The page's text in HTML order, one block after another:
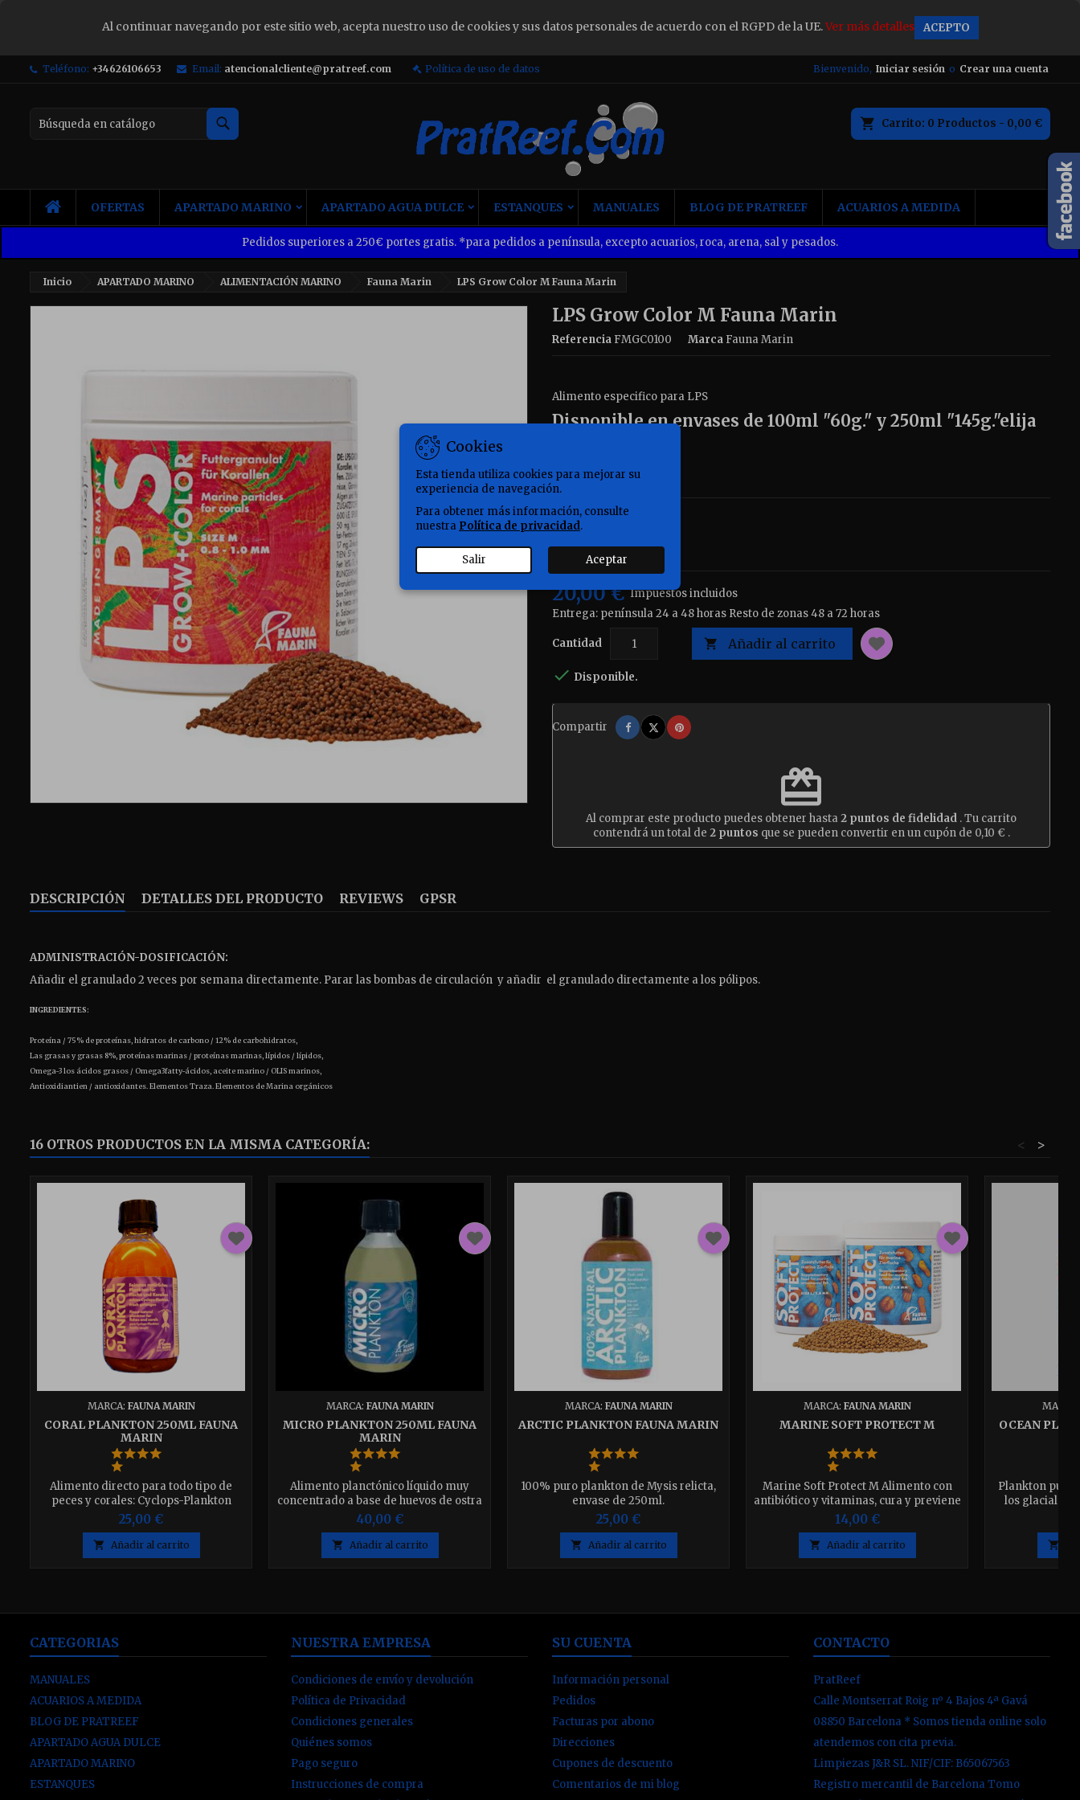
Al continuar navegando por este sitio web, acepta nuestro uso de cookies y sus datos personales de acuerdo con el RGPD de la UE.Ver más detalles ACEPTO
Teléfono: +34626106653 Email: atencionalcliente@pratreef.com Política de uso de datos Bienvenido, Iniciar sesión o Crear una cuenta
Carrito 0 Productos - 0,00 €
INICIOOFERTAS APARTADO MARINO APARTADO AGUA DULCE ESTANQUES MANUALES BLOG DE PRATREEF ACUARIOS A MEDIDA
Pedidos superiores a 250€ portes gratis. *para pedidos a península, excepto acuarios, roca, arena, sal y pesados.
Inicio APARTADO MARINO ALIMENTACIÓN MARINO Fauna Marin LPS Grow Color M Fauna Marin
LPS Grow Color M Fauna Marin
Referencia FMGC0100 Marca Fauna Marin
Alimento especifico para LPS
Disponible en envases de 100ml "60g." y 250ml "145g."elija
Bote
20,00 € Impuestos incluidos
Entrega: península 24 a 48 horas Resto de zonas 48 a 72 horas
Cantidad  Añadir al carrito
 Disponible.
Compartir Compartir
TuitearPinterest
redeem
Al comprar este producto puedes obtener hasta2 puntos de fidelidad . Tu carrito
contendrá un total de 2puntos que se pueden convertir en un cupón de 0,10 € .
DESCRIPCIÓN DETALLES DEL PRODUCTO REVIEWS GPSR
ADMINISTRACIÓN-DOSIFICACIÓN:
Añadir el granulado 2 veces por semana directamente. Parar lasbombas de circulación y añadir el granulado directamente alos pólipos.
INGREDIENTES:
Proteína / 75% de proteínas, hidratos de carbono / 12% de carbohidratos,
Las grasas y grasas 8%, proteínas marinas / proteínas marinas, lípidos / lípidos,
Omega-3 los ácidos grasos / Omega3fatty-ácidos, aceite marino / OLIS marinos,
Antioxidiantien / antioxidantes. Elementos Traza. Elementos de Marina orgánicos
16 OTROS PRODUCTOS EN LA MISMA CATEGORÍA: >
<
MARCA: FAUNA MARIN
CORAL PLANKTON 250ML FAUNA
MARIN
Alimento directo para todo tipo de
peces y corales: Cyclops-Plankton
25,00 €
 Añadir al carrito
MARCA: FAUNA MARIN
MICRO PLANKTON 250ML FAUNA
MARIN
Alimento planctónico líquido muy
concentrado a base de huevos de ostra
y tejido de moluscos, indicado para
SPS, LPS, gorgonias, esponjas y otros
invertebrados filtradores.
40,00 €
 Añadir al carrito
MARCA: FAUNA MARIN
ARCTIC PLANKTON FAUNA MARIN
100% puro plankton de Mysis relicta,
envase de 250ml.
25,00 €
 Añadir al carrito
MARCA: FAUNA MARIN
MARINE SOFT PROTECT M
Marine Soft Protect M Alimento con
antibiótico y vitaminas, cura y previene
enfermedades Disponible en envases
de 100ml "65g." y 250ml "150g.". elija el
que desee.
14,00 €
 Añadir al carrito
OCEAN
Plankton puro
los glaciales
después de

CATEGORIAS
MANUALES
ACUARIOS A MEDIDA
BLOG DE PRATREEF
APARTADO AGUA DULCE
APARTADO MARINO
ESTANQUES
NUESTRA EMPRESA
Condiciones de envío y devolución
Política de Privacidad
Condiciones generales
Quiénes somos
Pago seguro
Instrucciones de compra
SU CUENTA
Información personal
Pedidos
Facturas por abono
Direcciones
Cupones de descuento
Comentarios de mi blog
CONTACTO
PratReef
Calle Montserrat Roig nº 4 Bajos 4ª Gavá
08850 Barcelona * Somos tienda online solo
atendemos con cita previa.
Limpiezas J&R SL. NIF/CIF: B65067563
Registro mercantil de Barcelona Tomo
Cookies
Esta tienda utiliza cookies para mejorar su
experiencia de navegación.
Para obtener más información, consulte
nuestra Política de privacidad.
Salir Aceptar
×